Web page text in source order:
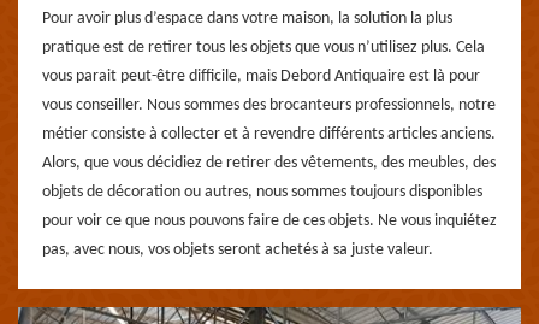
Pour avoir plus d’espace dans votre maison, la solution la plus
pratique est de retirer tous les objets que vous n’utilisez plus. Cela
vous parait peut-être difficile, mais Debord Antiquaire est là pour
vous conseiller. Nous sommes des brocanteurs professionnels, notre
métier consiste à collecter et à revendre différents articles anciens.
Alors, que vous décidiez de retirer des vêtements, des meubles, des
objets de décoration ou autres, nous sommes toujours disponibles
pour voir ce que nous pouvons faire de ces objets. Ne vous inquiétez
pas, avec nous, vos objets seront achetés à sa juste valeur.